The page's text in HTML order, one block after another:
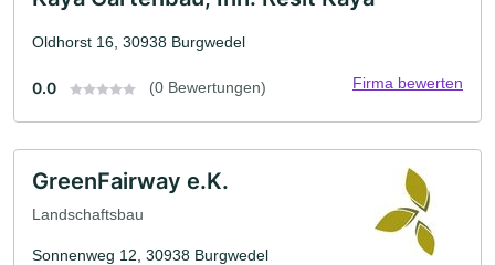
Oldhorst 16, 30938 Burgwedel
0.0 (0 Bewertungen) Firma bewerten
GreenFairway e.K.
Landschaftsbau
Sonnenweg 12, 30938 Burgwedel